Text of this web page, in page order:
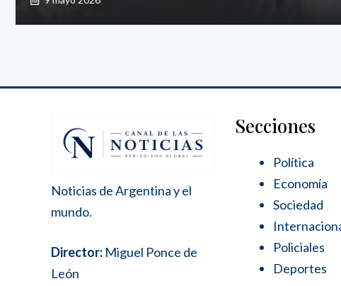
Noticias de Argentina y el
mundo.
Director: Miguel Ponce de
León
Secciones
Política
Economía
Sociedad
Policiales
Deportes